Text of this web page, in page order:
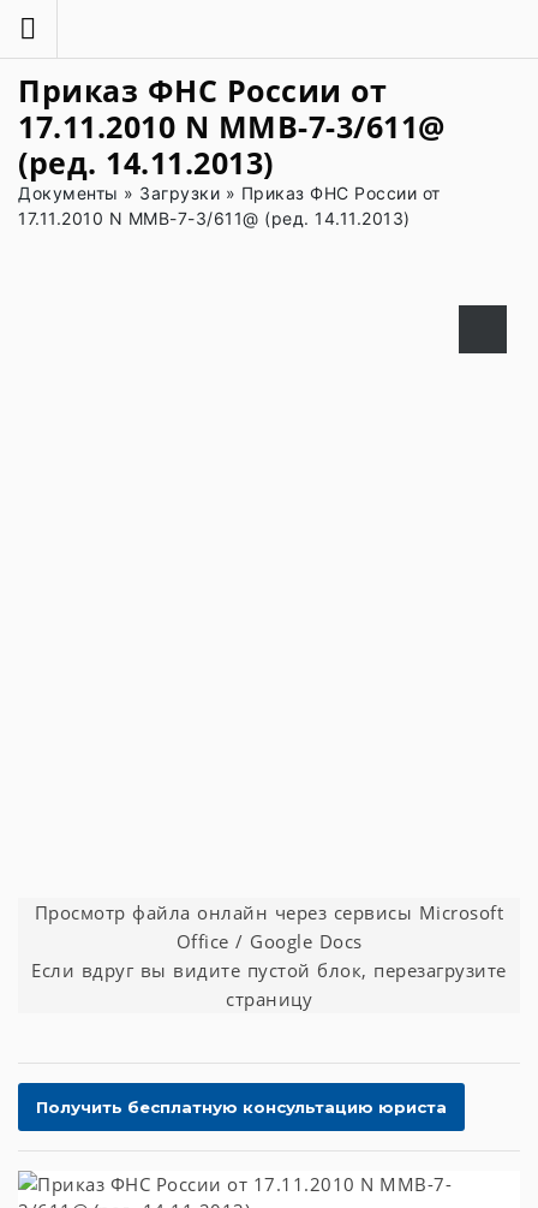
Приказ ФНС России от
17.11.2010 N ММВ-7-3/611@
(ред. 14.11.2013)
Документы » Загрузки » Приказ ФНС России от
17.11.2010 N ММВ-7-3/611@ (ред. 14.11.2013)
Просмотр файла онлайн через сервисы Microsoft
Office / Google Docs
Если вдруг вы видите пустой блок, перезагрузите
страницу